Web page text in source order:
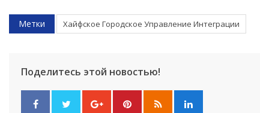
Метки Хайфское Городское Управление Интеграции
Поделитесь этой новостью!